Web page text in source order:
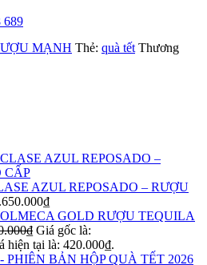
689
MẠNH Thẻ: quà tết Thương
AZUL REPOSADO – RƯỢU
₫
RƯỢU TEQUILA
₫ Giá gốc là:
hiện tại là: 420.000₫.